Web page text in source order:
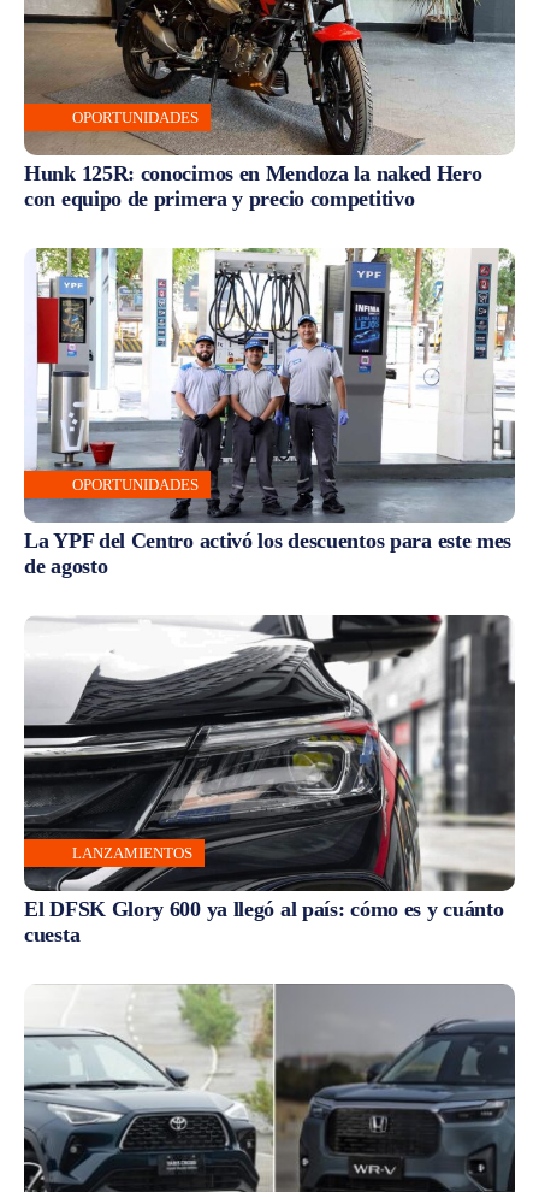
OPORTUNIDADES
Hunk 125R: conocimos en Mendoza la naked Hero
con equipo de primera y precio competitivo
OPORTUNIDADES
La YPF del Centro activó los descuentos para este mes
de agosto
LANZAMIENTOS
El DFSK Glory 600 ya llegó al país: cómo es y cuánto
cuesta